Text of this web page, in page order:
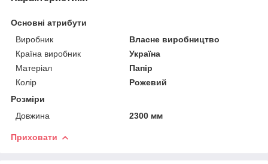
Основні атрибути
Виробник
Власне виробництво
Країна виробник
Україна
Матеріал
Папір
Колір
Рожевий
Розміри
Довжина
2300 мм
Приховати